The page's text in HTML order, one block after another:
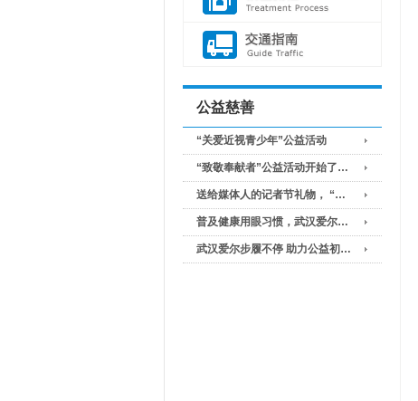
公益慈善
“关爱近视青少年”公益活动
“致敬奉献者”公益活动开始了…
送给媒体人的记者节礼物， “…
普及健康用眼习惯，武汉爱尔…
武汉爱尔步履不停 助力公益初…